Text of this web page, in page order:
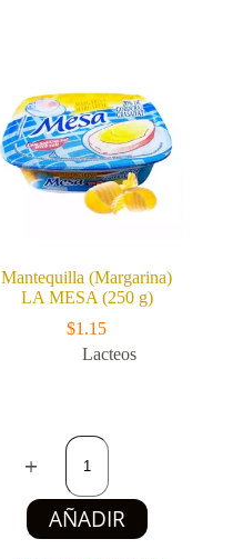
Mantequilla (Margarina)
LA MESA (250 g)
$1.15
Lacteos
Mantequilla
(Margarina)
LA
MESA
(250
g)
AÑADIR